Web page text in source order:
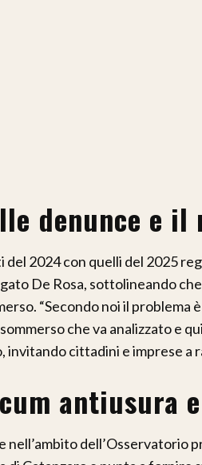
denunce e il
del 2024 con quelli del 2025
De Rosa, sottolineando
“Secondo noi il problema
che va analizzato e
cittadini e imprese a
antiusura
nell’ambito